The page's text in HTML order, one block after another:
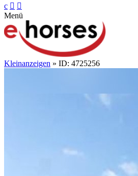
c  
Menü
Kleinanzeigen » ID: 4725256